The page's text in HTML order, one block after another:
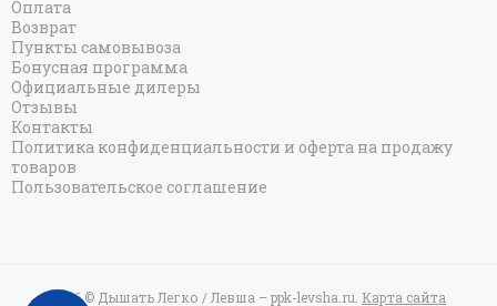
Оплата
Возврат
Пункты самовывоза
Бонусная программа
Официальные дилеры
Отзывы
Контакты
Политика конфиденциальности и оферта на продажу
товаров
Пользовательское соглашение
2026 © Дышать Легко / Левша – ppk-levsha.ru. Карта сайта